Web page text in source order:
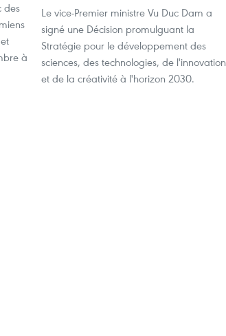
des
à
Le vice-Premier ministre Vu Duc Dam a
signé une Décision promulguant la
Stratégie pour le développement des
sciences, des technologies, de l'innovation
et de la créativité à l'horizon 2030.